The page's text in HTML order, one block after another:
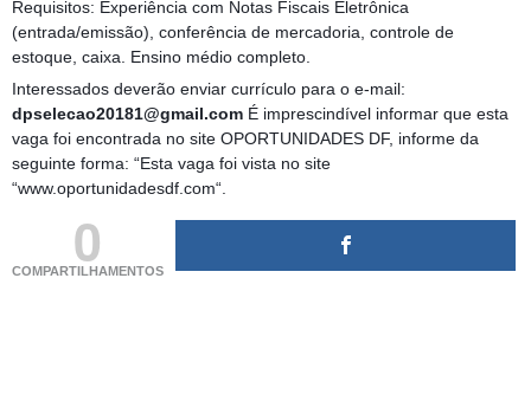
Requisitos: Experiência com Notas Fiscais Eletrônica
(entrada/emissão), conferência de mercadoria, controle de
estoque, caixa. Ensino médio completo.
Interessados deverão enviar currículo para o e-mail:
dpselecao20181@gmail.com É imprescindível informar que esta
vaga foi encontrada no site OPORTUNIDADES DF, informe da
seguinte forma: “Esta vaga foi vista no site
“www.oportunidadesdf.com“.
0
COMPARTILHAMENTOS